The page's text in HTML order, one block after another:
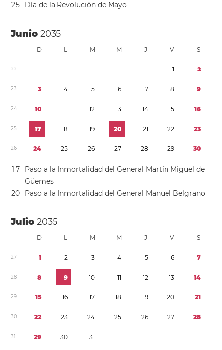
25 Día de la Revolución de Mayo
Junio2035
D L M M J V S
22 1 2
23 3 4 5 6 7 8 9
24 10 11 12 13 14 15 16
25 17 18 19 20 21 22 23
26 24 25 26 27 28 29 30
1 7
Paso a la Inmortalidad del General Martín Miguel de
Güemes
20 Paso a la Inmortalidad del General Manuel Belgrano
Julio2035
D L M M J V S
27 1 2 3 4 5 6 7
28 8 9 10 11 12 13 14
29 15 16 17 18 19 20 21
30 22 23 24 25 26 27 28
31 29 30 31